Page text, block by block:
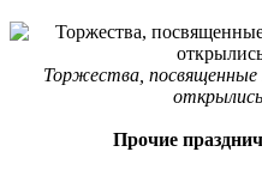
Торжества,
Прочие